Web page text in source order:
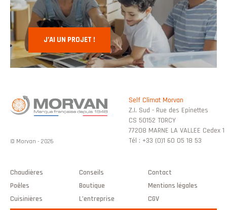
J’AI UN PROJET !
© Morvan - 2026
Self Climat Morvan
Z.I. Sud - Rue des Epinettes
CS 50152 TORCY
77208 MARNE LA VALLEE Cedex 1
Tél : +33 (0)1 60 05 18 53
Chaudières
Poêles
Cuisinières
Conseils
Boutique
L’entreprise
Contact
Mentions légales
CGV